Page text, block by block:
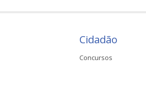
Cidadão
Concursos